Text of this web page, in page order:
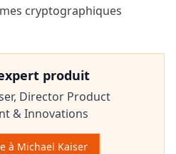
cryptographiques
produit
Director Product
& Innovations
à Michael Kaiser